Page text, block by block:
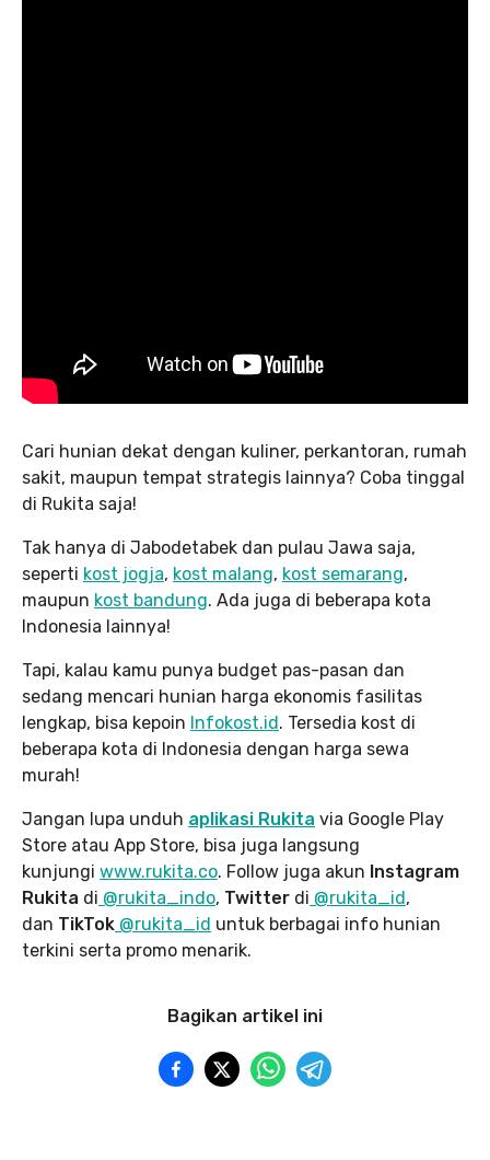
Cari hunian dekat dengan kuliner, perkantoran, rumah
sakit, maupun tempat strategis lainnya? Coba tinggal
di Rukita saja!
Tak hanya di Jabodetabek dan pulau Jawa saja,
seperti kost jogja, kost malang, kost semarang,
maupun kost bandung. Ada juga di beberapa kota
Indonesia lainnya!
Tapi, kalau kamu punya budget pas-pasan dan
sedang mencari hunian harga ekonomis fasilitas
lengkap, bisa kepoin Infokost.id. Tersedia kost di
beberapa kota di Indonesia dengan harga sewa
murah!
Jangan lupa unduh aplikasi Rukita via Google Play
Store atau App Store, bisa juga langsung
kunjungi www.rukita.co. Follow juga akun Instagram
Rukita di @rukita_indo, Twitter di @rukita_id,
dan TikTok @rukita_id untuk berbagai info hunian
terkini serta promo menarik.
Bagikan artikel ini